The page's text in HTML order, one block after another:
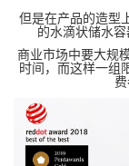
但是在产品的造型
的水滴状储水容
商业市场中要大规
时间，而这样一组